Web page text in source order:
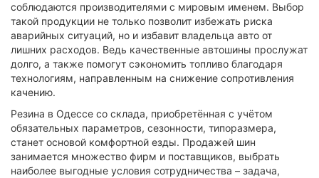
соблюдаются производителями с мировым именем. Выбор
такой продукции не только позволит избежать риска
аварийных ситуаций, но и избавит владельца авто от
лишних расходов. Ведь качественные автошины прослужат
долго, а также помогут сэкономить топливо благодаря
технологиям, направленным на снижение сопротивления
качению.
Резина в Одессе со склада, приобретённая с учётом
обязательных параметров, сезонности, типоразмера,
станет основой комфортной езды. Продажей шин
занимается множество фирм и поставщиков, выбрать
наиболее выгодные условия сотрудничества – задача,